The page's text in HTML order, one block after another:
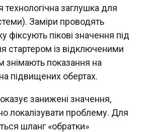
технологічна заглушка для
Заміри проводять
фіксують пікові значення під
стартером із відключеними
знімають показання на
підвищених обертах.
занижені значення,
локалізувати проблему. Для
шланг «обратки»